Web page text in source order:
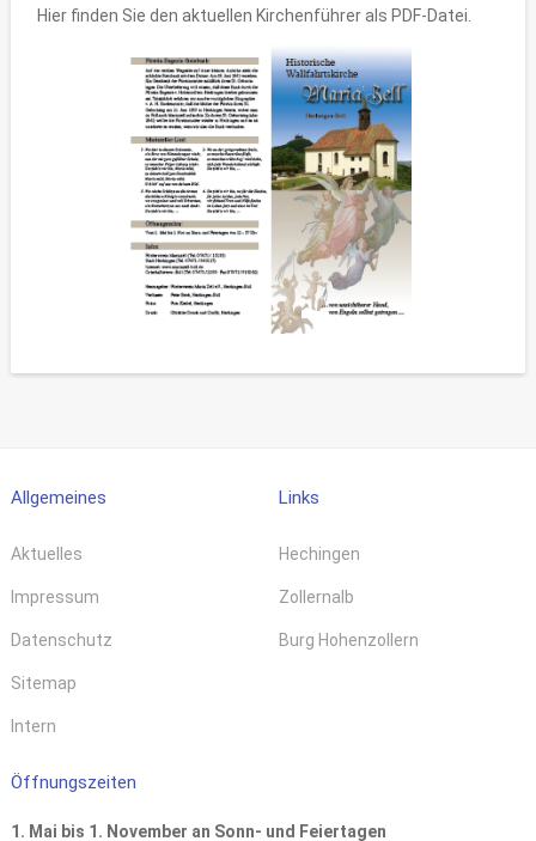
Hier finden Sie den aktuellen Kirchenführer als PDF-Datei.
Allgemeines
Aktuelles
Impressum
Datenschutz
Sitemap
Intern
Links
Hechingen
Zollernalb
Burg Hohenzollern
Öffnungszeiten
1. Mai bis 1. November an Sonn- und Feiertagen